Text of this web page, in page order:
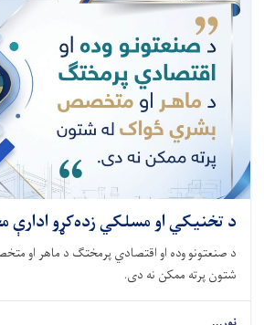
د تخنیکي او مسلکي زده‌کړو ادارې
د صنعتونو وده او اقتصادي پرمختګ د ماهر او
شتون پرته ممکن نه دی.